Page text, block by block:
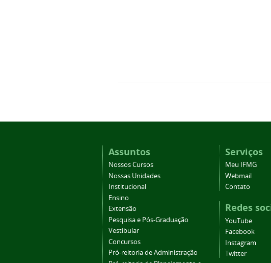
Assuntos
Nossos Cursos
Nossas Unidades
Institucional
Ensino
Extensão
Pesquisa e Pós-Graduação
Vestibular
Concursos
Pró-reitoria de Administração
Serviços
Meu IFMG
Webmail
Contato
Redes
YouTube
Facebook
Instagram
Twitter